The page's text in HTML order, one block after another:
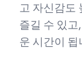
고 자신감도
즐길 수 있고
운 시간이 됩